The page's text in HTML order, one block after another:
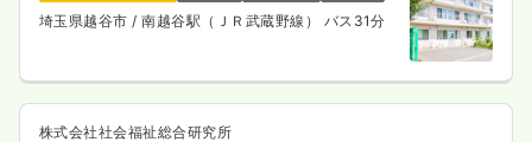
給与 時給1,500円
ブランク可
時給1,500円以上可
気になる
埼玉県越谷市/ 南越谷駅（ＪＲ武蔵野線） バス31分
株式会社社会福祉総合研究所